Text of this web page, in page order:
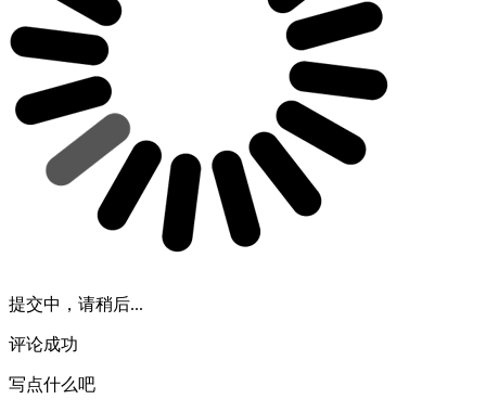
提交中，请稍后...
评论成功
写点什么吧